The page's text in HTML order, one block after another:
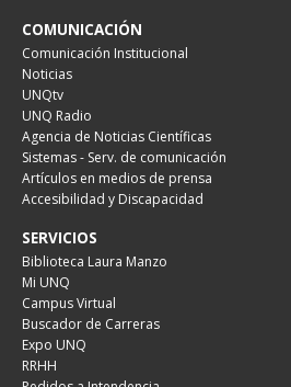
COMUNICACIÓN
Comunicación Institucional
Noticias
UNQtv
UNQ Radio
Agencia de Noticias Científicas
Sistemas - Serv. de comunicación
Artículos en medios de prensa
Accesibilidad y Discapacidad
SERVICIOS
Biblioteca Laura Manzo
Mi UNQ
Campus Virtual
Buscador de Carreras
Expo UNQ
RRHH